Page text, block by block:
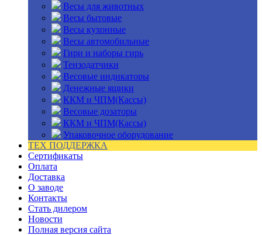
Весы для животных
Весы бытовые
Весы кухонные
Весы автомобильные
Гири и наборы гирь
Тензодатчики
Весовые индикаторы
Денежные ящики
ККМ и ЧПМ(Кассы)
Весовые дозаторы
ККМ и ЧПМ(Кассы)
Упаковочное оборудование
ТЕХ ПОДДЕРЖКА
Сертификаты
Оплата
Доставка
О заводе
Контакты
Стать дилером
Новости
Полная версия сайта